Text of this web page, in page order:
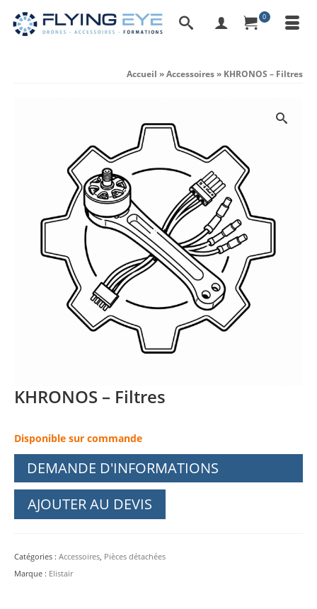
0
Accueil »Accessoires» KHRONOS – Filtres
KHRONOS – Filtres
Disponible sur commande
DEMANDE D'INFORMATIONS
AJOUTER AU DEVIS
Catégories : Accessoires, Pièces détachées
Marque : Elistair